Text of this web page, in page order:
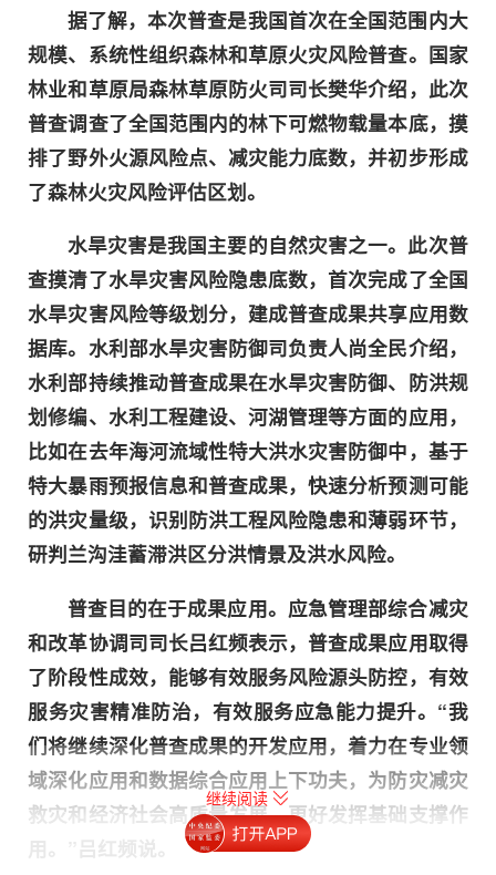
继续阅读
据了解，本次普查是我国首次在全国范围内大
规模、系统性组织森林和草原火灾风险普查。国家
林业和草原局森林草原防火司司长樊华介绍，此次
普查调查了全国范围内的林下可燃物载量本底，摸
排了野外火源风险点、减灾能力底数，并初步形成
了森林火灾风险评估区划。
水旱灾害是我国主要的自然灾害之一。此次普
查摸清了水旱灾害风险隐患底数，首次完成了全国
水旱灾害风险等级划分，建成普查成果共享应用数
据库。水利部水旱灾害防御司负责人尚全民介绍，
水利部持续推动普查成果在水旱灾害防御、防洪规
划修编、水利工程建设、河湖管理等方面的应用，
比如在去年海河流域性特大洪水灾害防御中，基于
特大暴雨预报信息和普查成果，快速分析预测可能
的洪灾量级，识别防洪工程风险隐患和薄弱环节，
研判兰沟洼蓄滞洪区分洪情景及洪水风险。
普查目的在于成果应用。应急管理部综合减灾
和改革协调司司长吕红频表示，普查成果应用取得
了阶段性成效，能够有效服务风险源头防控，有效
服务灾害精准防治，有效服务应急能力提升。“我
们将继续深化普查成果的开发应用，着力在专业领
域深化应用和数据综合应用上下功夫，为防灾减灾
救灾和经济社会高质量发展，更好发挥基础支撑作